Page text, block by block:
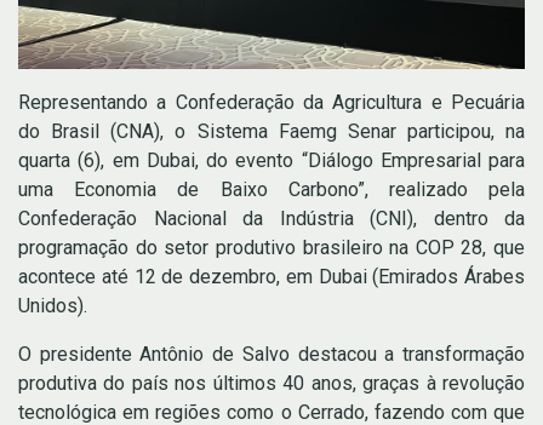
Representando a Confederação da Agricultura e Pecuária
do Brasil (CNA), o Sistema Faemg Senar participou, na
quarta (6), em Dubai, do evento “Diálogo Empresarial para
uma Economia de Baixo Carbono”, realizado pela
Confederação Nacional da Indústria (CNI), dentro da
programação do setor produtivo brasileiro na COP 28, que
acontece até 12 de dezembro, em Dubai (Emirados Árabes
Unidos).
O presidente Antônio de Salvo destacou a transformação
produtiva do país nos últimos 40 anos, graças à revolução
tecnológica em regiões como o Cerrado, fazendo com que